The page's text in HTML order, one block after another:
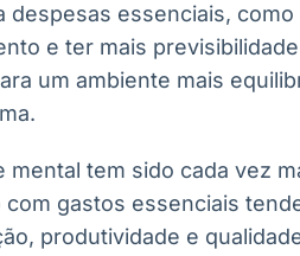
essenciais,
e ter mais
um ambiente mais
tem sido cada vez
gastos essenciais
produtividade e